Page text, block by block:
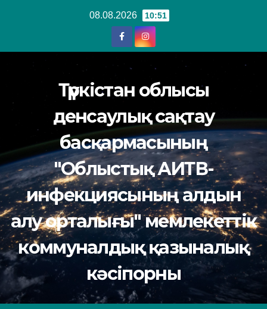
08.08.2026 10:51
Түркістан облысы
денсаулық сақтау
басқармасының
"Облыстық АИТВ-
инфекциясының алдын
алу орталығы" мемлекеттік
коммуналдық қазыналық
кәсіпорны